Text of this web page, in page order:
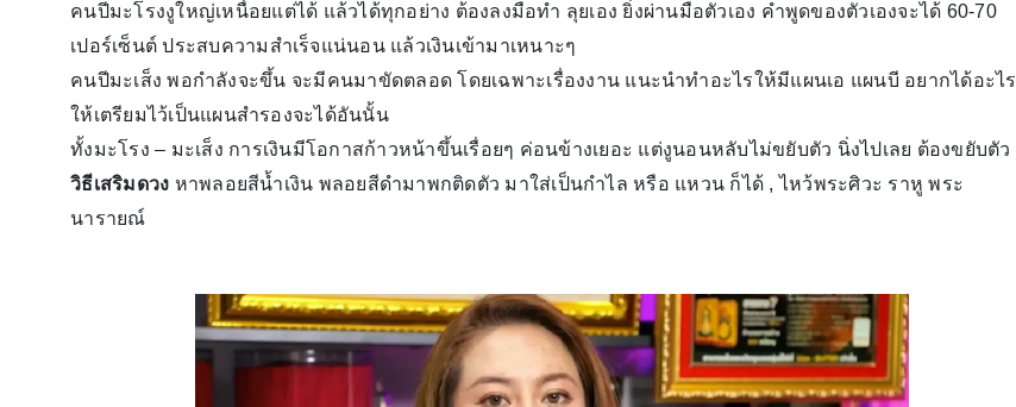
คนปีมะโรงงูใหญ่เหนื่อยแต่ได้ แล้วได้ทุกอย่าง ต้องลงมือทำ ลุยเอง ยิ่งผ่านมือตัวเอง คำพูดของตัวเองจะได้ 60-70
เปอร์เซ็นต์ ประสบความสำเร็จแน่นอน แล้วเงินเข้ามาเหนาะๆ
คนปีมะเส็ง พอกำลังจะขึ้น จะมีคนมาขัดตลอด โดยเฉพาะเรื่องงาน แนะนำทำอะไรให้มีแผนเอ แผนบี อยากได้อะไร
ให้เตรียมไว้เป็นแผนสำรองจะได้อันนั้น
ทั้งมะโรง – มะเส็ง การเงินมีโอกาสก้าวหน้าขึ้นเรื่อยๆ ค่อนข้างเยอะ แต่งูนอนหลับไม่ขยับตัว นิ่งไปเลย ต้องขยับตัว
วิธีเสริมดวง หาพลอยสีน้ำเงิน พลอยสีดำมาพกติดตัว มาใส่เป็นกำไล หรือ แหวน ก็ได้ , ไหว้พระศิวะ ราหู พระ
นารายณ์